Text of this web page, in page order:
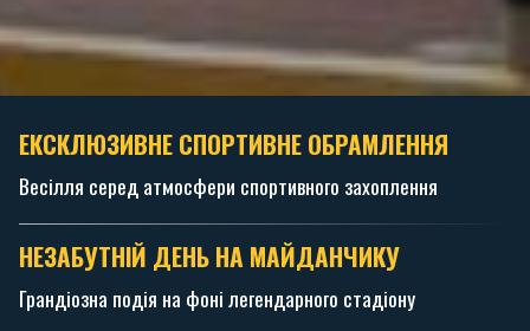
ЕКСКЛЮЗИВНЕ СПОРТИВНЕ ОБРАМЛЕННЯ
Весілля серед атмосфери спортивного захоплення
НЕЗАБУТНІЙ ДЕНЬ НА МАЙДАНЧИКУ
Грандіозна подія на фоні легендарного стадіону